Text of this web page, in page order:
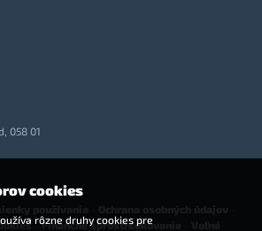
058 01
-Finančné sprostredkovanie
cookies
rôzne druhy cookies pre